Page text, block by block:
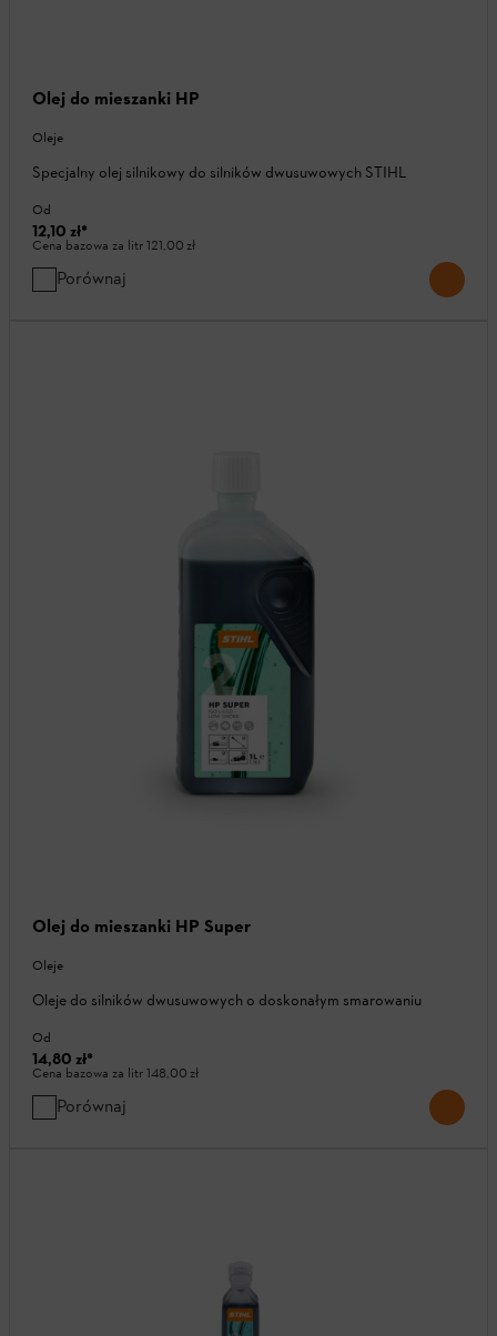
Olej do mieszanki HP
Oleje
Specjalny olej silnikowy do silników dwusuwowych STIHL
Od
12,10 zł*
Cena bazowa za litr121,00 zł
Porównaj
Olej do mieszanki HP Super
Oleje
Oleje do silników dwusuwowych o doskonałym smarowaniu
Od
14,80 zł*
Cena bazowa za litr148,00 zł
Porównaj